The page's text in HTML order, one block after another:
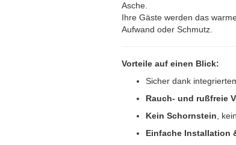
Asche.
Ihre Gäste werden das
Aufwand oder Schmutz.
Vorteile auf einen Blick:
Sicher dank
Rauch- und rußfreie
Kein Schornstein ,
Einfache Installation